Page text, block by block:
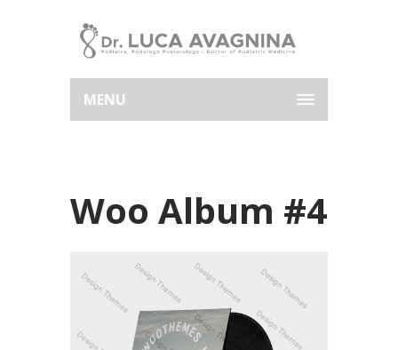
MENU
Woo Album #4